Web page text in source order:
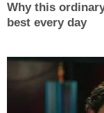
Why this
best every day